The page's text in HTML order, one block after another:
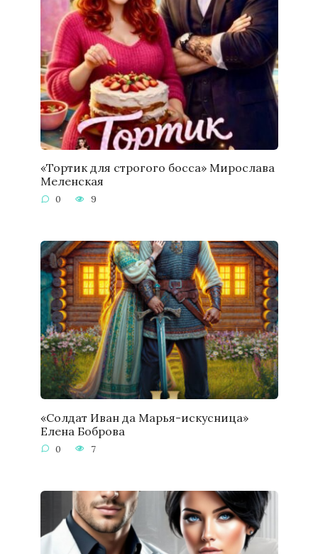
«Тортик для строгого босса» Мирослава
Меленская
0 9
«Солдат Иван да Марья-искусница»
Елена Боброва
0 7